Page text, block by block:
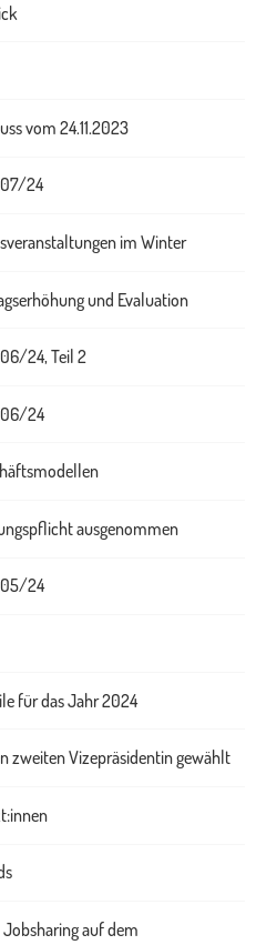
vom 24.11.2023
07/24
im Winter
und Evaluation
24, Teil 2
06/24
ausgenommen
05/24
für das Jahr 2024
zweiten Vizepräsidentin gewählt
auf dem